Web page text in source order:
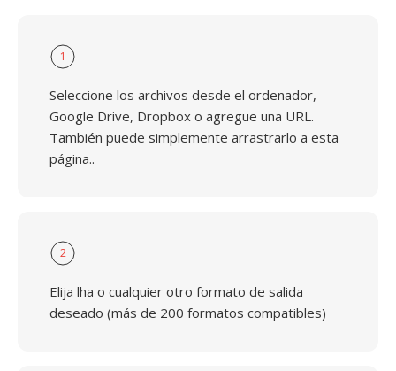
1
Seleccione los archivos desde el ordenador,
Google Drive, Dropbox o agregue una URL.
También puede simplemente arrastrarlo a esta
página..
2
Elija lha o cualquier otro formato de salida
deseado (más de 200 formatos compatibles)